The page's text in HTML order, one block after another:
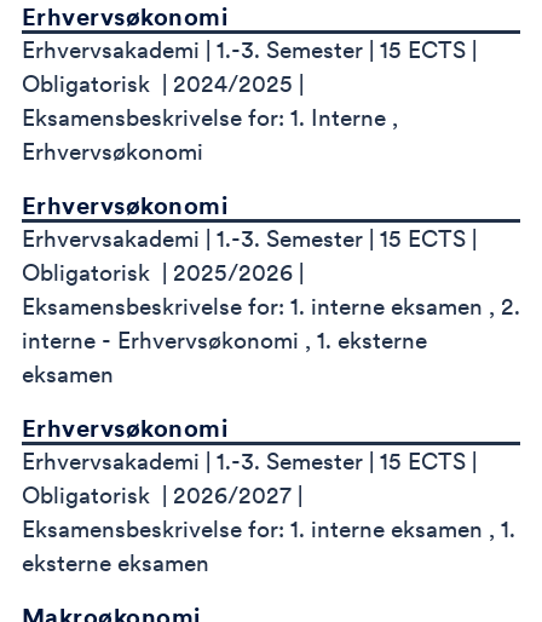
Erhvervsøkonomi
Erhvervsakademi 1.-3. Semester
15 ECTS
Obligatorisk
2024/2025
Eksamensbeskrivelse for: 1. Interne ,
Erhvervsøkonomi
Erhvervsøkonomi
Erhvervsakademi 1.-3. Semester
15 ECTS
Obligatorisk
2025/2026
Eksamensbeskrivelse for: 1. interne eksamen , 2.
interne - Erhvervsøkonomi , 1. eksterne
eksamen
Erhvervsøkonomi
Erhvervsakademi 1.-3. Semester
15 ECTS
Obligatorisk
2026/2027
Eksamensbeskrivelse for: 1. interne eksamen , 1.
eksterne eksamen